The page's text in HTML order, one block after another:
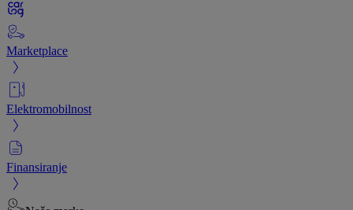
Marketplace
Elektromobilnost
Finansiranje